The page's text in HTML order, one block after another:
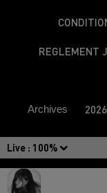
Live : 100%
REGLEMENT
Archives 2026